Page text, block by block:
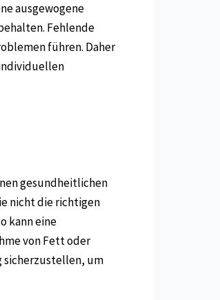
ausgewogene
Fehlende
führen. Daher
gesundheitlichen
nicht die richtigen
kann eine
von Fett oder
sicherzustellen, um